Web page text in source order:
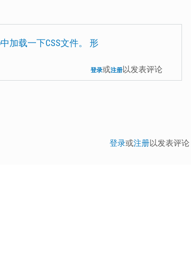
加载一下CSS文件。 形
登录或注册以发表评论
登录或注册以发表评论